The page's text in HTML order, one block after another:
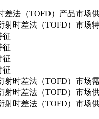
差法（TOFD）产品市场
时差法（TOFD）市场
时差法（TOFD）市场
时差法（TOFD）市场
时差法（TOFD）市场